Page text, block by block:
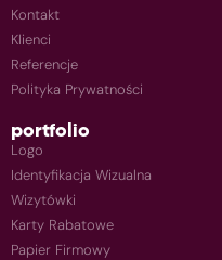
Kontakt
Klienci
Referencje
Polityka Prywatności
portfolio
Logo
Identyfikacja Wizualna
Wizytówki
Karty Rabatowe
Papier Firmowy